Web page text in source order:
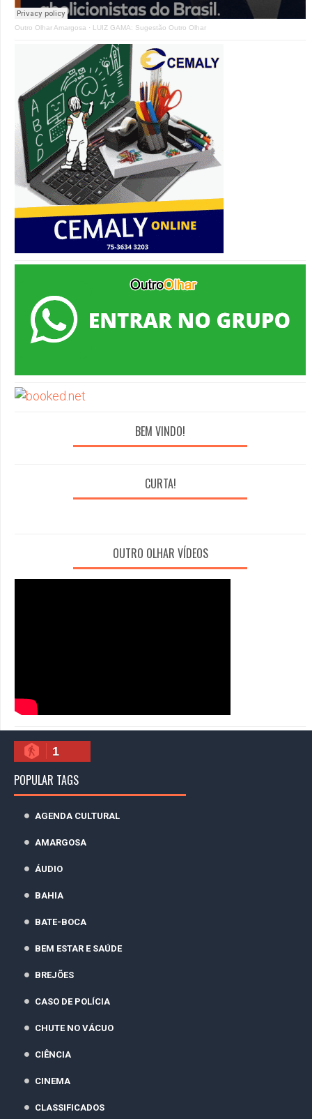
Outro Olhar Amargosa · LUIZ GAMA: Sugestão Outro Olhar
BEM VINDO!
CURTA!
OUTRO OLHAR VÍDEOS
1
POPULAR TAGS
AGENDA CULTURAL
AMARGOSA
ÁUDIO
BAHIA
BATE-BOCA
BEM ESTAR E SAÚDE
BREJÕES
CASO DE POLÍCIA
CHUTE NO VÁCUO
CIÊNCIA
CINEMA
CLASSIFICADOS